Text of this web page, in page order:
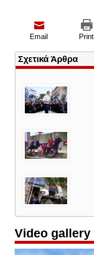
Print
Email
Σχετικά Άρθρα
Video gallery